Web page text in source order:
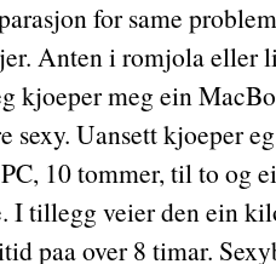
for same
Anten i romjola eller
kjoeper meg ein
sexy. Uansett kjoeper
10 tommer, til to og
I tillegg veier den ein
paa over 8 timar.